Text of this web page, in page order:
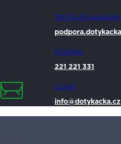
Technická podpora
Infolinka
221 221 331
E-mail
info@dotykacka.cz